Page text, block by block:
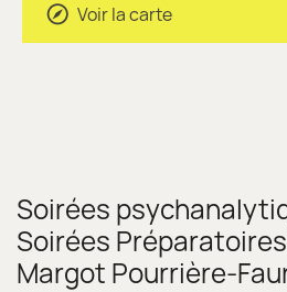
Voir la carte
Soirées
Soirées
Margot Pourrière-